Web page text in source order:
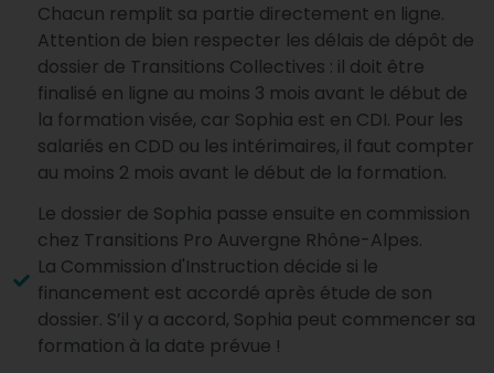
Chacun remplit sa partie directement en ligne.
Attention de bien respecter les délais de dépôt de
dossier de Transitions Collectives : il doit être
finalisé en ligne au moins 3 mois avant le début de
la formation visée, car Sophia est en CDI. Pour les
salariés en CDD ou les intérimaires, il faut compter
au moins 2 mois avant le début de la formation.
Le dossier de Sophia passe ensuite en commission
chez Transitions Pro Auvergne Rhône-Alpes.
La Commission d'Instruction décide si le
financement est accordé après étude de son
dossier. S’il y a accord, Sophia peut commencer sa
formation à la date prévue !